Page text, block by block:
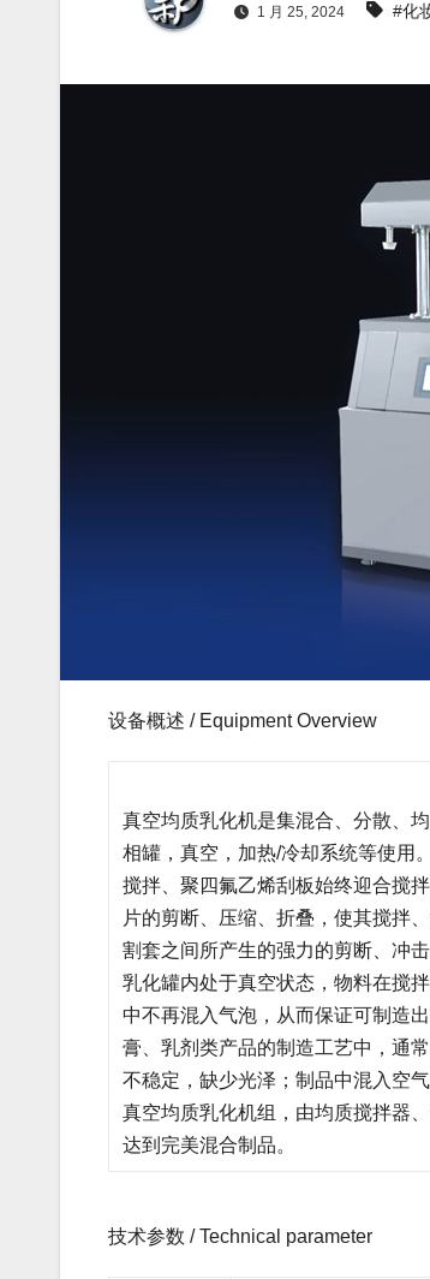
1 月 25, 2024 #化
设备概述 / Equipment Overview
真空均质乳化机是集混合、分散、
相罐，真空，加热/冷却系统等使用
搅拌、聚四氟乙烯刮板始终迎合搅
片的剪断、压缩、折叠，使其搅拌
割套之间所产生的强力的剪断、冲
乳化罐内处于真空状态，物料在搅
中不再混入气泡，从而保证可制造
膏、乳剂类产品的制造工艺中，通
不稳定，缺少光泽；制品中混入空
真空均质乳化机组，由均质搅拌器
达到完美混合制品。
技术参数 / Technical parameter